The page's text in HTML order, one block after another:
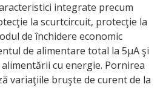
integrate precum
la scurtcircuit, protecţie la
de închidere economic
de alimentare total la 5µA şi
cu energie. Pornirea
variaţiile bruşte de curent de la